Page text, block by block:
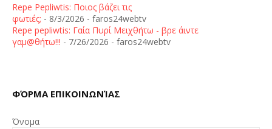
Repe Pepliwtis: Ποιος βάζει τις
φωτιές; - 8/3/2026 - faros24webtv
Repe pepliwtis: Γαία Πυρί Μειχθήτω - βρε άιντε
γαμ@θήτω!!! - 7/26/2026 - faros24webtv
ΦΌΡΜΑ ΕΠΙΚΟΙΝΩΝΊΑΣ
Όνομα